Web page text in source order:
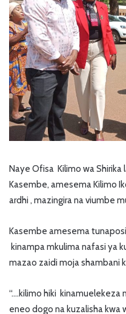
Naye Ofisa Kilimo wa Shirika
Kasembe, amesema Kilimo
ardhi , mazingira na viumbe
Kasembe amesema
kinampa mkulima nafasi ya
mazao zaidi moja shambani
“….kilimo hiki kinamuelekeza
eneo dogo na kuzalisha kwa